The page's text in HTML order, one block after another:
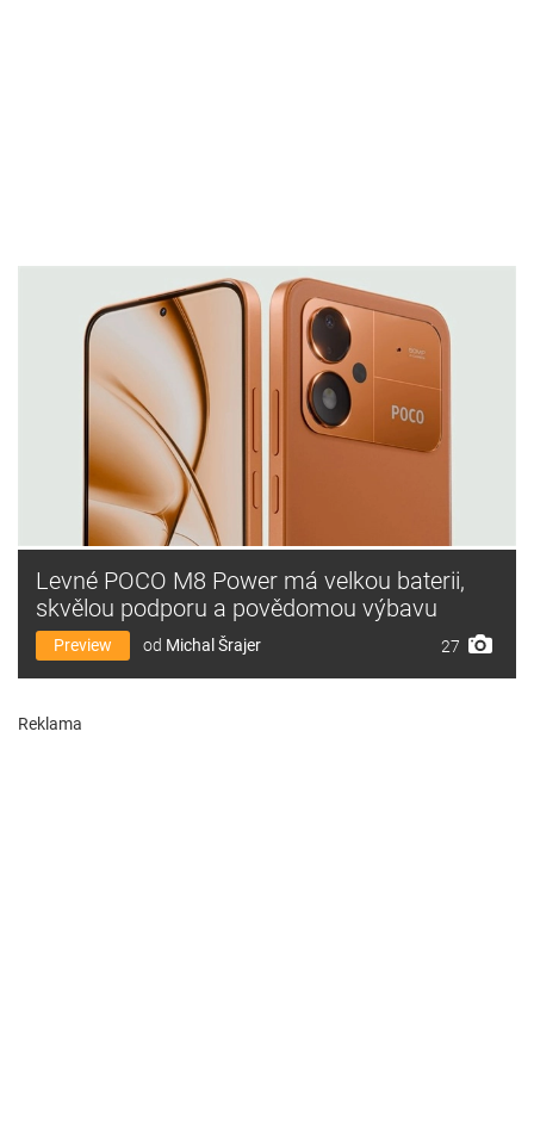
Levné POCO M8 Power má velkou baterii,
skvělou podporu a povědomou výbavu
Preview od Michal Šrajer 27
Reklama